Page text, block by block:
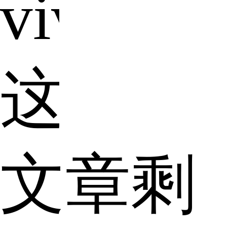
vivonex
这
款
文章剩